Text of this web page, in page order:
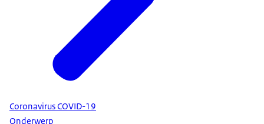
Coronavirus COVID-19
Onderwerp